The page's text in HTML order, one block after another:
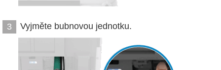
3 Vyjměte bubnovou jednotku.